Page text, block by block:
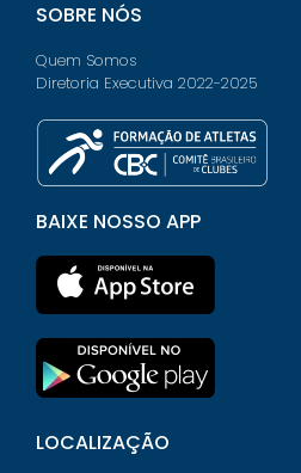
SOBRE NÓS
Quem Somos
Diretoria Executiva 2022-2025
BAIXE NOSSO APP
LOCALIZAÇÃO